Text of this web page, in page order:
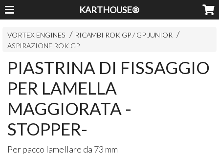
KARTHOUSE®
VORTEX ENGINES
RICAMBI ROK GP / GP JUNIOR
ASPIRAZIONE ROK GP
PIASTRINA DI FISSAGGIO
PER LAMELLA
MAGGIORATA -
STOPPER-
Per pacco lamellare da 73 mm